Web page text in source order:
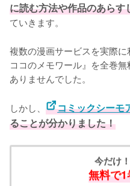
に読む方法や作品のあら
ていきます。
複数の漫画サービスを実際
ココのメモワール』を全巻
ありませんでした。
しかし、 コミックシーモ
ることが分かりました！
今だけ
無料で